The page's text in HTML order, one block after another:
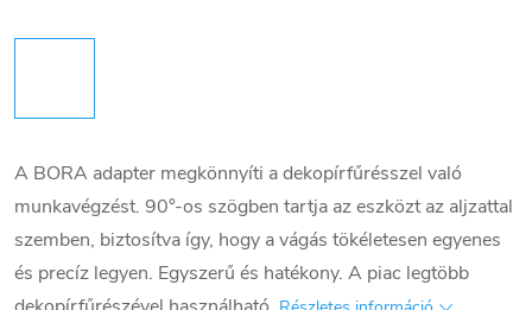
A BORA adapter megkönnyíti a dekopírfűrésszel való
munkavégzést. 90°-os szögben tartja az eszközt az aljzattal
szemben, biztosítva így, hogy a vágás tökéletesen egyenes
és precíz legyen. Egyszerű és hatékony. A piac legtöbb